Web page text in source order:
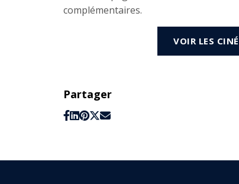
complémentaires.
VOIR LES
Partager